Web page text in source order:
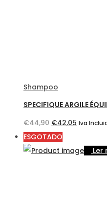
Shampoo
SPECIFIQUE ARGILE
€44,90 O
preço
original
€42,05 O
atual
Iva
ESGOTADO
Ler